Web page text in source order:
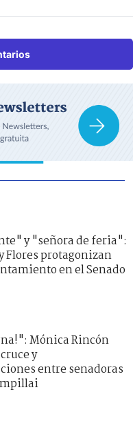
y "señora de feria":
Flores protagonizan
en el Senado
Mónica Rincón
y
entre senadoras